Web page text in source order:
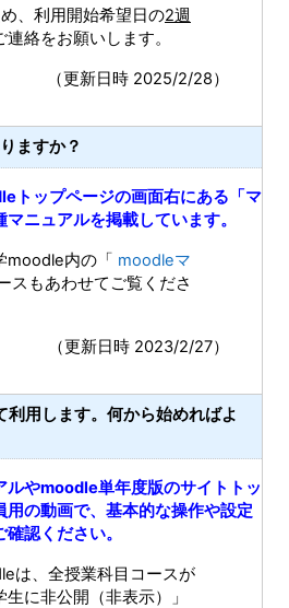
、利用開始希望日の2週
連絡をお願いします。
（更新日時 2025/2/28）
ますか？
ップページの画面右にある「マ
ニュアルを掲載しています。
moodle内の「 moodleマ
スもあわせてご覧くださ
（更新日時 2023/2/27）
用します。何から始めればよ
やmoodle単年度版のサイトトッ
用の動画で、基本的な操作や設定
認ください。
は、全授業科目コースが
に非公開（非表示）」